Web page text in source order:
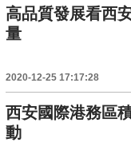
高品質發展看西
量
2020-12-25 17:17:28
西安國際港務區
動